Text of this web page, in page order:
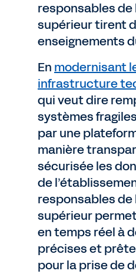
responsables de
supérieur tirent
enseignements
En modernisant
infrastructure
qui veut dire
systèmes
par une
manière
sécurisée les
de
responsables de
supérieur
en temps réel à
précises et
pour la prise de